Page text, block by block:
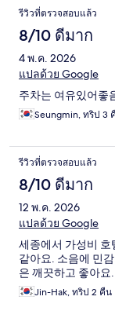
รีวิวที่ตรวจสอบแล้ว
8/10 ดีมาก
4 พ.ค. 2026
แปลด้วย Google
주차는 여유있어좋
Seungmin, ทริป 3
รีวิวที่ตรวจสอบแล้ว
8/10 ดีมาก
12 พ.ค. 2026
แปลด้วย Google
세종에서 가성비 호
같아요. 소음에 민
은 깨끗하고 좋아요.
Jin-Hak, ทริป 2 คืน